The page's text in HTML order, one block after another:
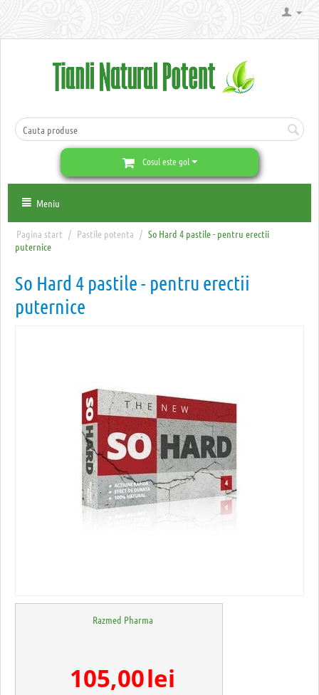
Cosul este gol
Meniu
Pagina start / Pastile potenta / So Hard 4 pastile - pentru erectii
puternice
So Hard 4 pastile - pentru erectii
puternice
Razmed Pharma
105,00lei